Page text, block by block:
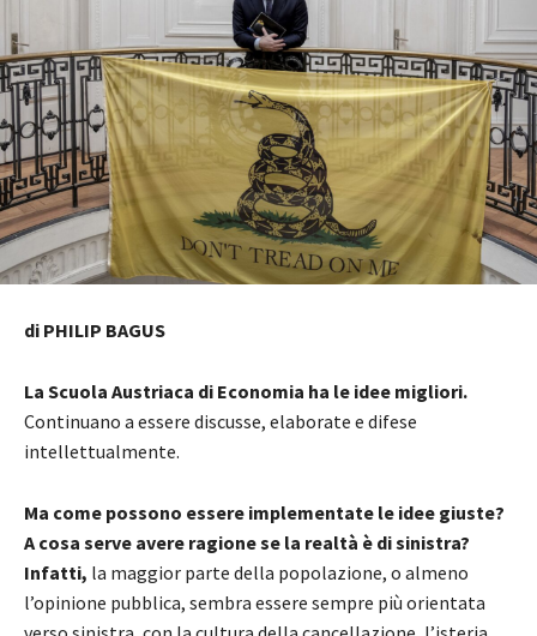
di PHILIP BAGUS
La Scuola Austriaca di Economia ha le idee migliori.
Continuano a essere discusse, elaborate e difese
intellettualmente.
Ma come possono essere implementate le idee giuste?
A cosa serve avere ragione se la realtà è di sinistra?
Infatti, la maggior parte della popolazione, o almeno
l’opinione pubblica, sembra essere sempre più orientata